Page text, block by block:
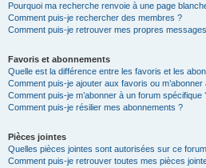
Pourquoi ma recherche renvoie à une page
Comment puis-je rechercher des membres ?
Comment puis-je retrouver mes propres
Favoris et abonnements
Quelle est la différence entre les favoris et les
Comment puis-je ajouter aux favoris ou
Comment puis-je m’abonner à un forum spécifique
Comment puis-je résilier mes abonnements ?
Pièces jointes
Quelles pièces jointes sont autorisées sur ce
Comment puis-je retrouver toutes mes pièces